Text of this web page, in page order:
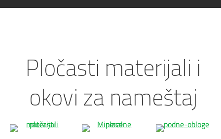
Pločasti materijali i
okovi za nameštaj